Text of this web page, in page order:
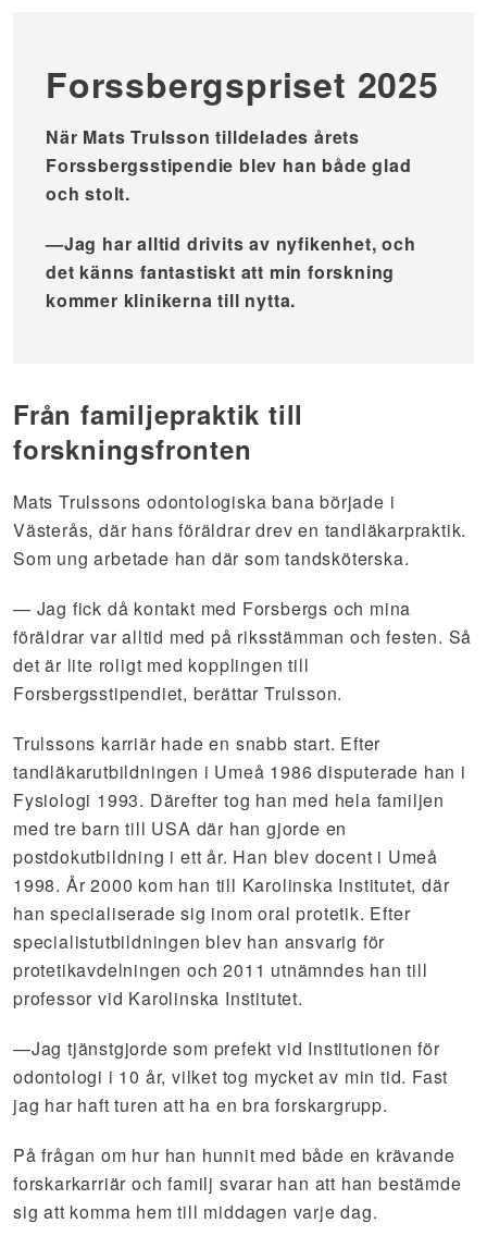
Forssbergspriset 2025
När Mats Trulsson tilldelades årets
Forssbergsstipendie blev han både glad
och stolt.
—Jag har alltid drivits av nyfikenhet, och
det känns fantastiskt att min forskning
kommer klinikerna till nytta.
Från familjepraktik till
forskningsfronten
Mats Trulssons odontologiska bana började i
Västerås, där hans föräldrar drev en tandläkarpraktik.
Som ung arbetade han där som tandsköterska.
— Jag fick då kontakt med Forsbergs och mina
föräldrar var alltid med på riksstämman och festen. Så
det är lite roligt med kopplingen till
Forsbergsstipendiet, berättar Trulsson.
Trulssons karriär hade en snabb start. Efter
tandläkarutbildningen i Umeå 1986 disputerade han i
Fysiologi 1993. Därefter tog han med hela familjen
med tre barn till USA där han gjorde en
postdokutbildning i ett år. Han blev docent i Umeå
1998. År 2000 kom han till Karolinska Institutet, där
han specialiserade sig inom oral protetik. Efter
specialistutbildningen blev han ansvarig för
protetikavdelningen och 2011 utnämndes han till
professor vid Karolinska Institutet.
—Jag tjänstgjorde som prefekt vid Institutionen för
odontologi i 10 år, vilket tog mycket av min tid. Fast
jag har haft turen att ha en bra forskargrupp.
På frågan om hur han hunnit med både en krävande
forskarkarriär och familj svarar han att han bestämde
sig att komma hem till middagen varje dag.